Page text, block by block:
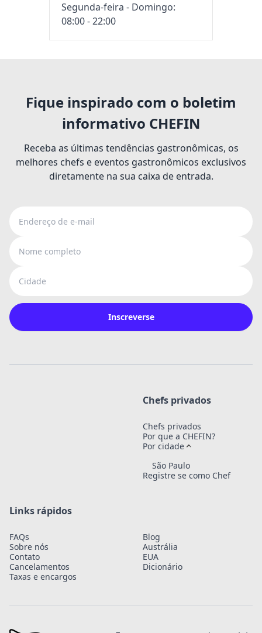
Segunda-feira - Domingo:
08:00 - 22:00
Fique inspirado com o boletim
informativo CHEFIN
Receba as últimas tendências gastronômicas, os
melhores chefs e eventos gastronômicos exclusivos
diretamente na sua caixa de entrada.
Inscreverse
Chefs privados
Chefs privados
Por que a CHEFIN?
Por cidade
São Paulo
Registre se como Chef
Links rápidos
FAQs
Sobre nós
Contato
Cancelamentos
Taxas e encargos
Blog
Austrália
EUA
Dicionário